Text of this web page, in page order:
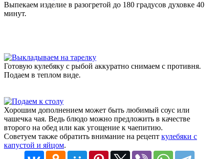
Выпекаем изделие в разогретой до 180 градусов духовке 40
минут.
Готовую кулебяку с рыбой аккуратно снимаем с противня.
Подаем в теплом виде.
Хорошим дополнением может быть любимый соус или
чашечка чая. Ведь блюдо можно предложить в качестве
второго на обед или как угощение к чаепитию.
Советуем также обратить внимание на рецепт кулебяки с
капустой и яйцом.